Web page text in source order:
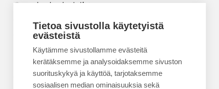
Tietoa sivustolla käytetyistä
evästeistä
Käytämme sivustollamme evästeitä
kerätäksemme ja analysoidaksemme sivuston
suorituskykyä ja käyttöä, tarjotaksemme
sosiaalisen median ominaisuuksia sekä
Korkeakouluyhdistys
Kesäyliopisto
Epanet
BLOGIT
Kesäyliopiston blogi